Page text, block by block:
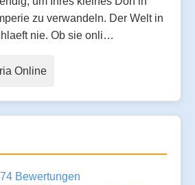
zu verwandeln. Der Welt in
nie. Ob sie onli…
Online
Bewertungen